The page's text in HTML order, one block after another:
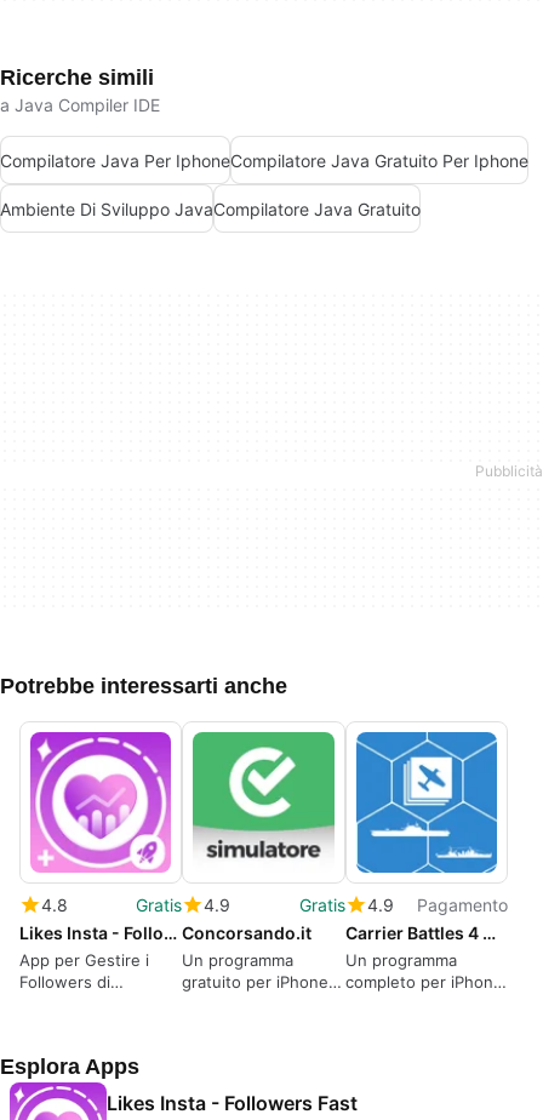
Ricerche simili
a Java Compiler IDE
Compilatore Java Per IphoneCompilatore Java Gratuito Per Iphone
Ambiente Di Sviluppo JavaCompilatore Java Gratuito
Potrebbe interessarti anche
4.8
Gratis
Likes Insta - Followers Fast
App per Gestire i
Followers di
4.9
Gratis
Concorsando.it
Un programma
gratuito per iPhone,
4.9
Pagamento
Carrier Battles 4 Guadalcanal
Un programma
completo per iPhone,
Esplora Apps
Likes Insta - Followers Fast